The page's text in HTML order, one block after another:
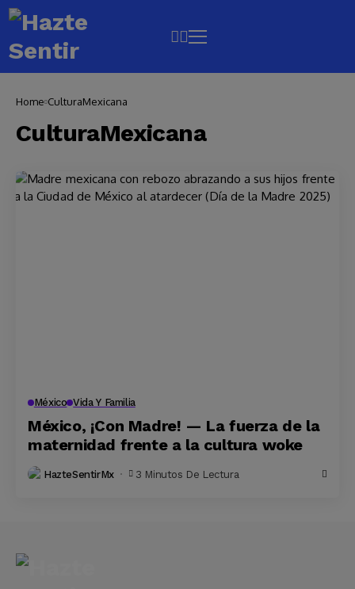
Home CulturaMexicana
CulturaMexicana
México Vida Y Familia
México, ¡Con Madre! — La fuerza de la
maternidad frente a la cultura woke
HazteSentirMx 3 Minutos De Lectura